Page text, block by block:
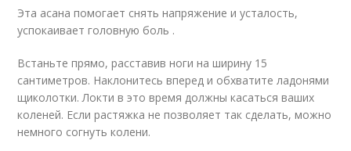
Эта асана помогает снять напряжение и усталость,
успокаивает головную боль .
Встаньте прямо, расставив ноги на ширину 15
сантиметров. Наклонитесь вперед и обхватите ладонями
щиколотки. Локти в это время должны касаться ваших
коленей. Если растяжка не позволяет так сделать, можно
немного согнуть колени.